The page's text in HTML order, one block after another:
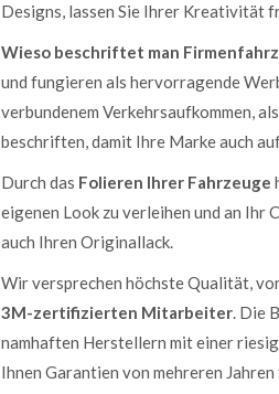
Designs, lassen Sie Ihrer Kreativität
Wieso beschriftet man
und fungieren als hervorragende
verbundenem Verkehrsaufkommen,
beschriften, damit Ihre Marke auch
Durch das Folieren Ihrer Fahrzeuge
eigenen Look zu verleihen und an
auch Ihren Originallack.
Wir versprechen höchste Qualität,
3M-zertifizierten Mitarbeiter. Die
namhaften Herstellern mit einer
Ihnen Garantien von mehreren